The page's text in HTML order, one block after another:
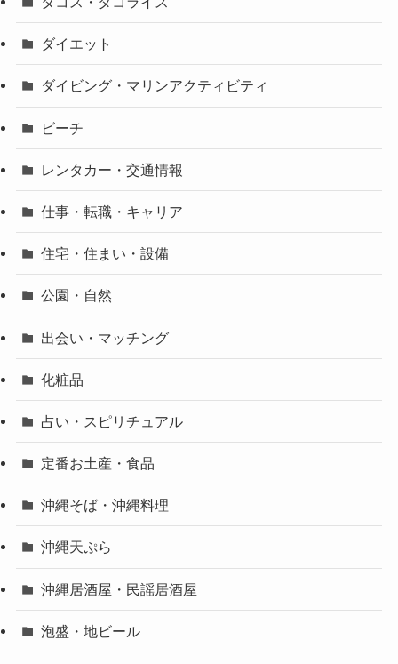
ダイエット
ダイビング・マリンアクティビティ
ビーチ
レンタカー・交通情報
仕事・転職・キャリア
住宅・住まい・設備
公園・自然
出会い・マッチング
化粧品
占い・スピリチュアル
定番お土産・食品
沖縄そば・沖縄料理
沖縄天ぷら
沖縄居酒屋・民謡居酒屋
泡盛・地ビール